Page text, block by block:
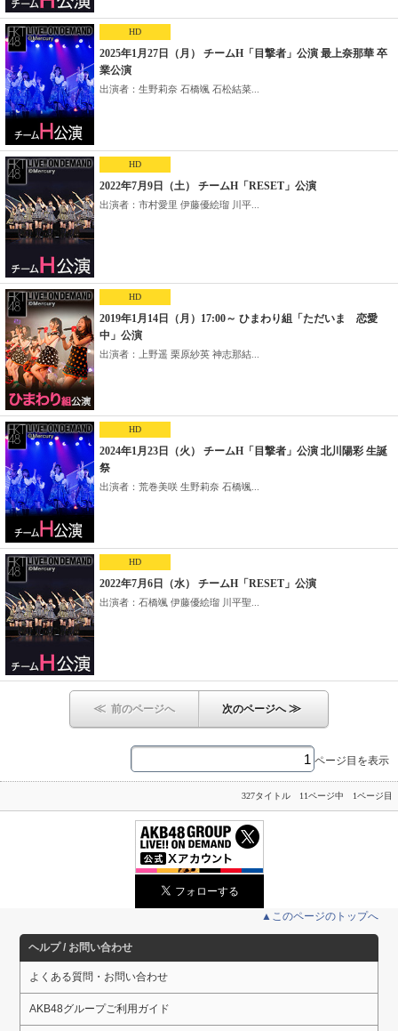
HD
2025年1月27日（月） チームH「目撃者」公演 最上奈那華 卒
業公演
出演者：生野莉奈 石橋颯 石松結菜...
HD
2022年7月9日（土） チームH「RESET」公演
出演者：市村愛里 伊藤優絵瑠 川平...
HD
2019年1月14日（月）17:00～ ひまわり組「ただいま 恋愛
中」公演
出演者：上野遥 栗原紗英 神志那結...
HD
2024年1月23日（火） チームH「目撃者」公演 北川陽彩 生誕
祭
出演者：荒巻美咲 生野莉奈 石橋颯...
HD
2022年7月6日（水） チームH「RESET」公演
出演者：石橋颯 伊藤優絵瑠 川平聖...
≪ 前のページへ 次のページへ≫
ページ目を表示
327タイトル 11ページ中 1ページ目
▲このページのトップへ
ヘルプ / お問い合わせ
よくある質問・お問い合わせ
AKB48グループご利用ガイド